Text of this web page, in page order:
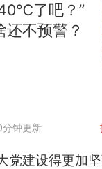
了吧？”
不预警？
钟更新
党建设得更加